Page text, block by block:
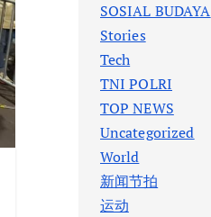
SOSIAL BUDAYA
Stories
Tech
TNI POLRI
TOP NEWS
Uncategorized
World
新闻节拍
运动